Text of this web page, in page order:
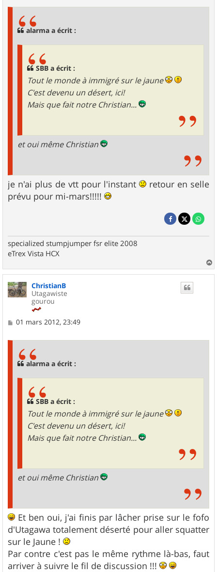
alarma a écrit :
SBB a écrit :
Tout le monde à immigré sur le jaune
C'est devenu un désert, ici!
Mais que fait notre Christian...
et oui même Christian
je n'ai plus de vtt pour l'instant
retour en selle
prévu pour mi-mars!!!!!
specialized stumpjumper fsr elite 2008
eTrex Vista HCX
a
u
ChristianB
Utagawiste
gourou
M
01 mars 2012, 23:49
alarma a écrit :
SBB a écrit :
Tout le monde à immigré sur le jaune
C'est devenu un désert, ici!
Mais que fait notre Christian...
et oui même Christian
Et ben oui, j'ai finis par lâcher prise sur le fofo
d'Utagawa totalement déserté pour aller squatter
sur le Jaune !
Par contre c'est pas le même rythme là-bas, faut
arriver à suivre le fil de discussion !!!